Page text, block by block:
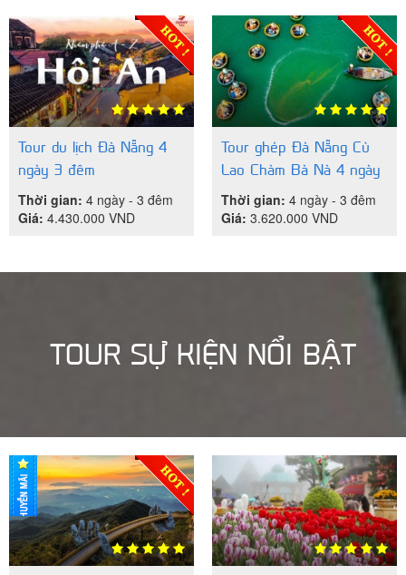
Tour du lịch Đà Nẵng 4
ngày 3 đêm
Thời gian: 4 ngày - 3 đêm
Giá: 4.430.000 VND
Tour ghép Đà Nẵng Cù
Lao Chàm Bà Nà 4 ngày
3 đêm giá rẻ
Thời gian: 4 ngày - 3 đêm
Giá: 3.620.000 VND
TOUR SỰ KIỆN NỔI BẬT